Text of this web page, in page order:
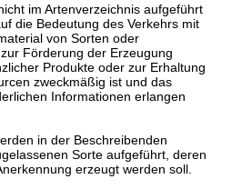
im Artenverzeichnis aufgeführt
die Bedeutung des Verkehrs mit
von Sorten oder
Förderung der Erzeugung
Produkte oder zur Erhaltung
zweckmäßig ist und das
Informationen erlangen
in der Beschreibenden
Sorte aufgeführt, deren
erzeugt werden soll.